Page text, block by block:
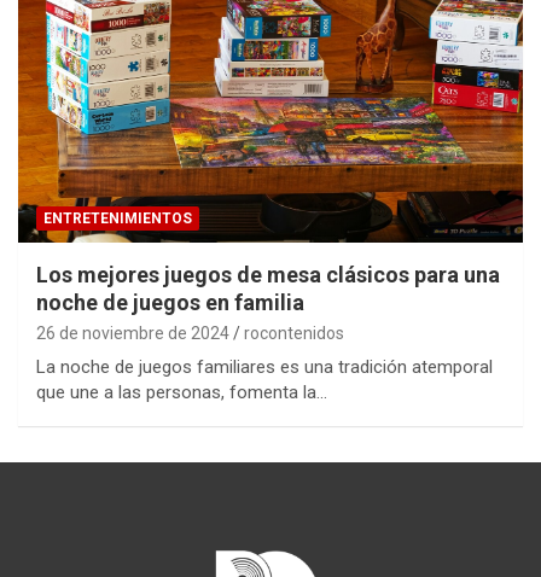
ENTRETENIMIENTOS
Los mejores juegos de mesa clásicos para una
noche de juegos en familia
26 de noviembre de 2024 rocontenidos
La noche de juegos familiares es una tradición atemporal
que une a las personas, fomenta la…